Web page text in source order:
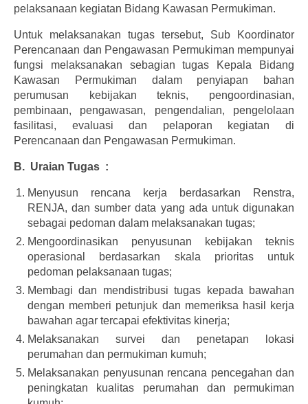
pelaksanaan kegiatan Bidang Kawasan Permukiman.
Untuk melaksanakan tugas tersebut, Sub Koordinator
Perencanaan dan Pengawasan Permukiman mempunyai
fungsi melaksanakan sebagian tugas Kepala Bidang
Kawasan Permukiman dalam penyiapan bahan
perumusan kebijakan teknis, pengoordinasian,
pembinaan, pengawasan, pengendalian, pengelolaan
fasilitasi, evaluasi dan pelaporan kegiatan di
Perencanaan dan Pengawasan Permukiman.
B. Uraian Tugas :
Menyusun rencana kerja berdasarkan Renstra,
RENJA, dan sumber data yang ada untuk digunakan
sebagai pedoman dalam melaksanakan tugas;
Mengoordinasikan penyusunan kebijakan teknis
operasional berdasarkan skala prioritas untuk
pedoman pelaksanaan tugas;
Membagi dan mendistribusi tugas kepada bawahan
dengan memberi petunjuk dan memeriksa hasil kerja
bawahan agar tercapai efektivitas kinerja;
Melaksanakan survei dan penetapan lokasi
perumahan dan permukiman kumuh;
Melaksanakan penyusunan rencana pencegahan dan
peningkatan kualitas perumahan dan permukiman